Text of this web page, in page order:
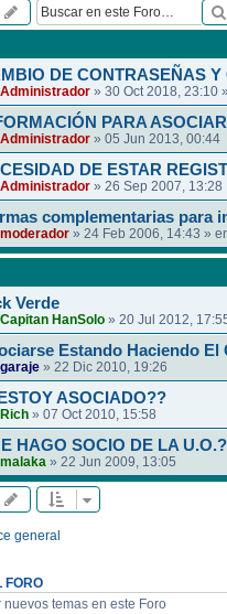
DE CONTRASEÑAS
Administrador » 30 Oct 2018, 23:10
PARA
Administrador » 05 Jun 2013, 00:44
DE ESTAR
Administrador » 26 Sep 2007, 13:28
complementarias para
moderador » 24 Feb 2006, 14:43 »
Verde
Capitan HanSolo » 20 Jul 2012,
Estando Haciendo El
garaje » 22 Dic 2010, 19:26
ASOCIADO??
Rich » 07 Oct 2010, 15:58
HAGO SOCIO DE LA
malaka » 22 Jun 2009, 13:05
general
FORO
nuevos temas en este Foro